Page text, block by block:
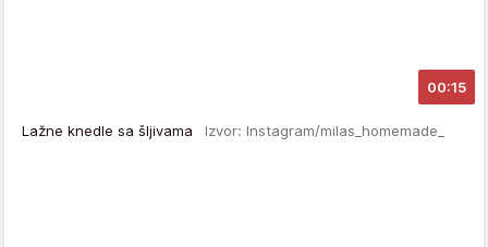
00:15
Lažne knedle sa šljivama Izvor: Instagram/milas_homemade_